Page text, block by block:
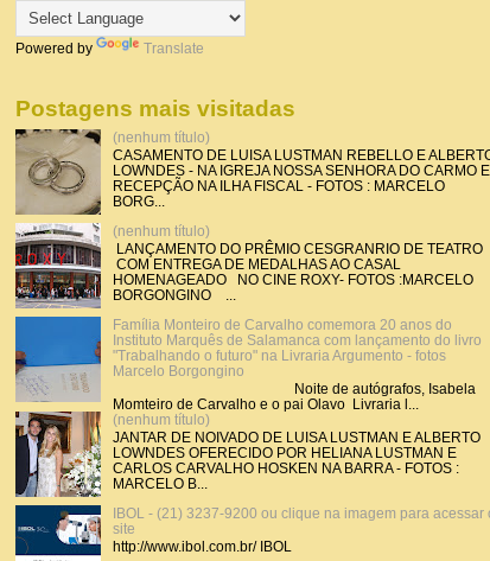
Powered by Translate
Postagens mais visitadas
(nenhum título)
CASAMENTO DE LUISA LUSTMAN REBELLO E
LOWNDES - NA IGREJA NOSSA SENHORA DO CARMO E
RECEPÇÃO NA ILHA FISCAL - FOTOS : MARCELO
BORG...
(nenhum título)
LANÇAMENTO DO PRÊMIO CESGRANRIO DE TEATRO
COM ENTREGA DE MEDALHAS AO CASAL
HOMENAGEADO NO CINE ROXY- FOTOS :MARCELO
BORGONGINO ...
Família Monteiro de Carvalho comemora 20 anos do
Instituto Marquês de Salamanca com lançamento do livro
"Trabalhando o futuro" na Livraria Argumento - fotos
Marcelo Borgongino
Noite de autógrafos, Isabela
Momteiro de Carvalho e o pai Olavo Livraria l...
(nenhum título)
JANTAR DE NOIVADO DE LUISA LUSTMAN E ALBERTO
LOWNDES OFERECIDO POR HELIANA LUSTMAN E
CARLOS CARVALHO HOSKEN NA BARRA - FOTOS :
MARCELO B...
IBOL - (21) 3237-9200 ou clique na imagem para acessar
site
http://www.ibol.com.br/ IBOL